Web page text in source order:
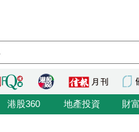
港股360 地產投資 財